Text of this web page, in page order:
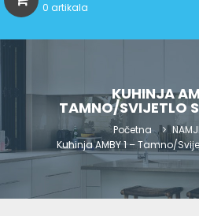
0 artikala
KUHINJA
TAMNO/SVIJETLO
Početna
Kuhinja AMBY 1 – Tamno/